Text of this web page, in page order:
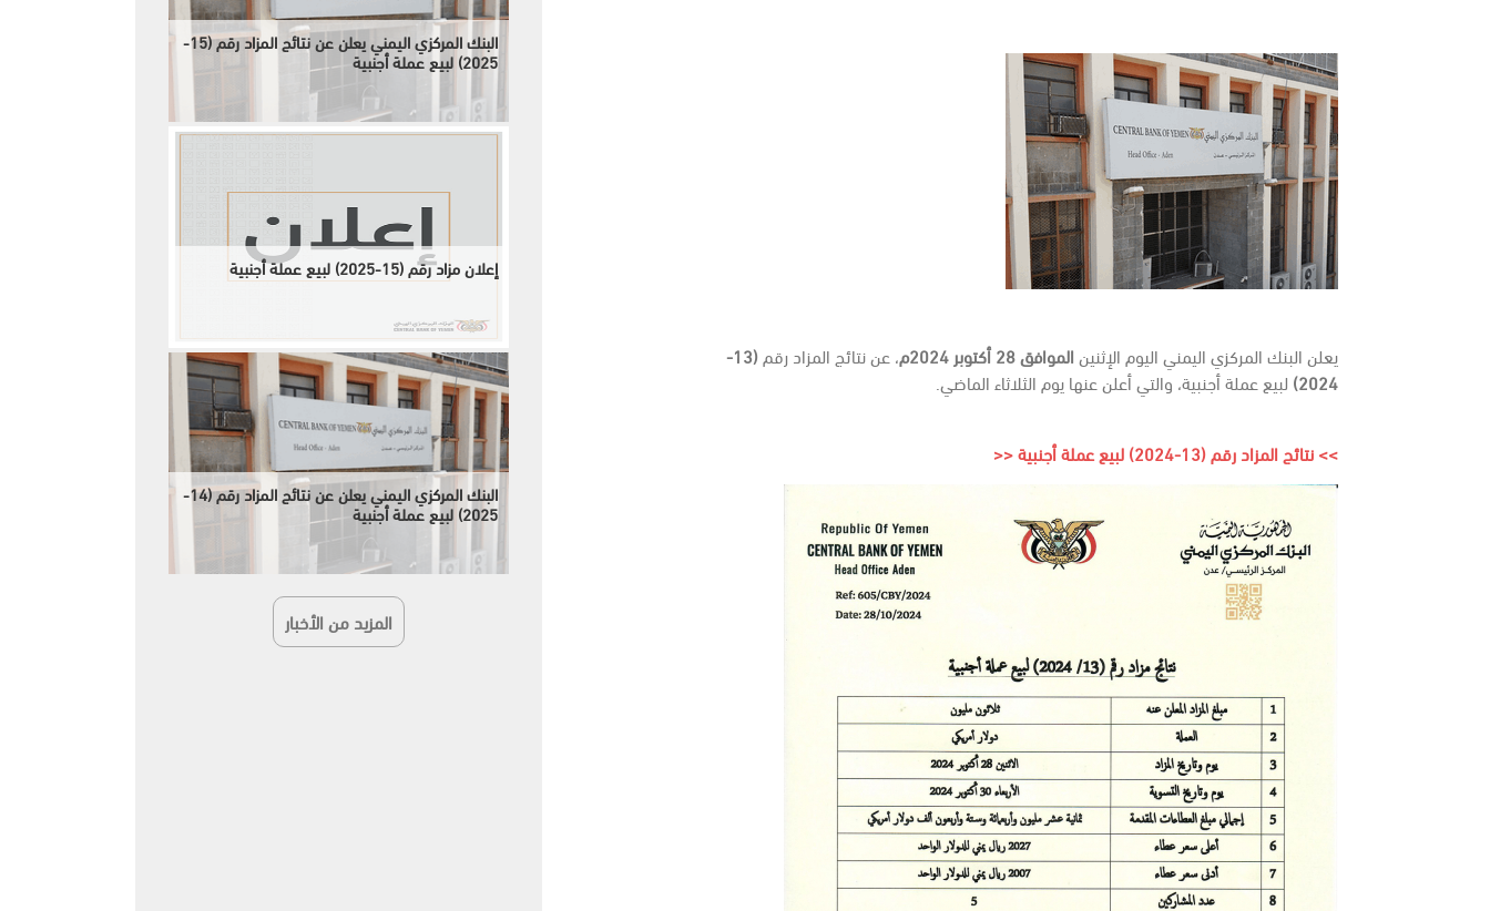
يعلن البنك المركزي اليمني اليوم الإثنينالموافق 28 أكتوبر 2024م ، عن نتائج المزاد رقم
(13-
2024) لبيع عملة أجنبية، والتي أعلن عنها يوم الثلاثاء الماضي.
>> نتائج المزاد رقم (13-2024) لبيع عملة أجنبية <<
البنك المركزي اليمني يعلن عن نتائج المزاد رقم (15-
2025) لبيع عملة أجنبية
إعلان مزاد رقم (15-2025) لبيع عملة أجنبية
البنك المركزي اليمني يعلن عن نتائج المزاد رقم (14-
2025) لبيع عملة أجنبية
المزيد من الأخبار